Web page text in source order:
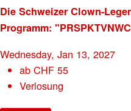
Die Schweizer Clown-
Programm:
Wednesday, Jan 13, 2027
abCHF 55
Verlosung